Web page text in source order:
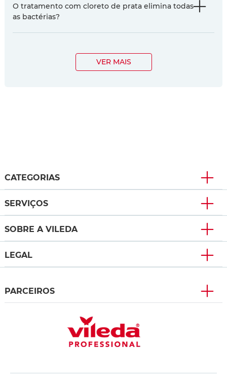
O tratamento com cloreto de prata elimina todas
as bactérias?
VER MAIS
CATEGORIAS
SERVIÇOS
SOBRE A VILEDA
LEGAL
PARCEIROS